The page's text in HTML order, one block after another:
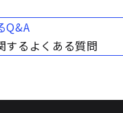
Q&A
するよくある質問